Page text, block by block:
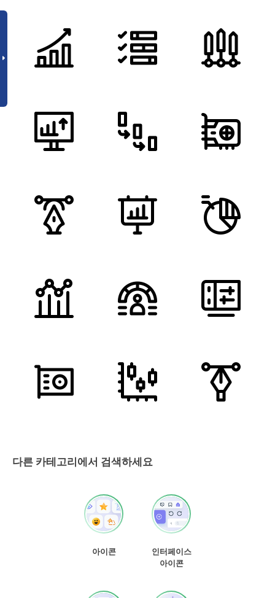
다른 카테고리에서 검색하세요
아이콘
인터페이스
아이콘